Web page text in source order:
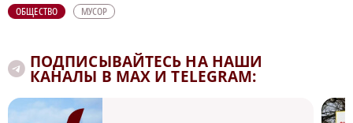
ОБЩЕСТВО МУСОР
ПОДПИСЫВАЙТЕСЬ НА НАШИ
КАНАЛЫ В MAX И TELEGRAM: